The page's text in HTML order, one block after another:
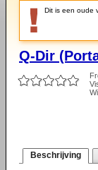
Dit is een oude
Q-Dir
Beschrijving